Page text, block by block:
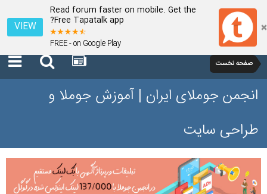
Read forum faster on mobile. Get the
Free Tapatalk app?
FREE - on Google Play
VIEW
صفحه نخست
انجمن جوملای ایران | آموزش جوملا و
طراحی سایت